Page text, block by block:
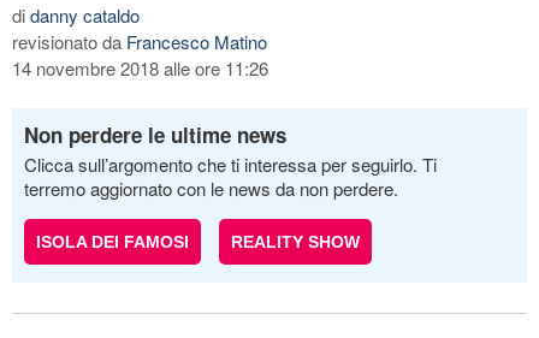
didanny cataldo
revisionato da Francesco Matino
14 novembre 2018 alle ore 11:26
Non perdere le ultime news
Clicca sull’argomento che ti interessa per seguirlo. Ti
terremo aggiornato con le news da non perdere.
ISOLA DEI FAMOSI REALITY SHOW